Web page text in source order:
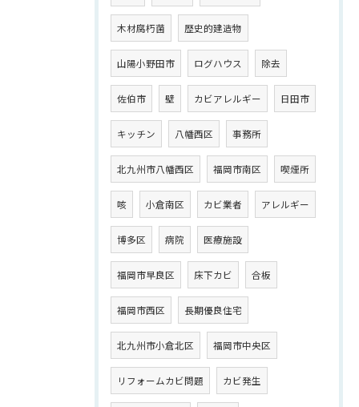
木材腐朽菌 歴史的建造物
山陽小野田市 ログハウス 除去
佐伯市 壁 カビアレルギー 日田市
キッチン 八幡西区 事務所
北九州市八幡西区 福岡市南区 喫煙所
咳 小倉南区 カビ業者 アレルギー
博多区 病院 医療施設
福岡市早良区 床下カビ 合板
福岡市西区 長期優良住宅
北九州市小倉北区 福岡市中央区
リフォームカビ問題 カビ発生